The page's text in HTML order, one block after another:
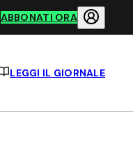
ABBONATI ORA
LEGGI IL GIORNALE